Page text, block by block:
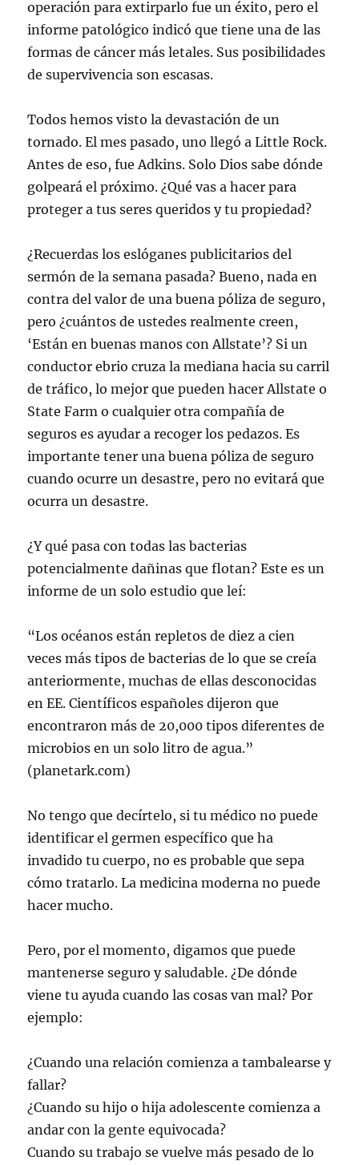
operación para extirparlo fue un éxito, pero el
informe patológico indicó que tiene una de las
formas de cáncer más letales. Sus posibilidades
de supervivencia son escasas.
Todos hemos visto la devastación de un
tornado. El mes pasado, uno llegó a Little Rock.
Antes de eso, fue Adkins. Solo Dios sabe dónde
golpeará el próximo. ¿Qué vas a hacer para
proteger a tus seres queridos y tu propiedad?
¿Recuerdas los eslóganes publicitarios del
sermón de la semana pasada? Bueno, nada en
contra del valor de una buena póliza de seguro,
pero ¿cuántos de ustedes realmente creen,
‘Están en buenas manos con Allstate’? Si un
conductor ebrio cruza la mediana hacia su carril
de tráfico, lo mejor que pueden hacer Allstate o
State Farm o cualquier otra compañía de
seguros es ayudar a recoger los pedazos. Es
importante tener una buena póliza de seguro
cuando ocurre un desastre, pero no evitará que
ocurra un desastre.
¿Y qué pasa con todas las bacterias
potencialmente dañinas que flotan? Este es un
informe de un solo estudio que leí:
“Los océanos están repletos de diez a cien
veces más tipos de bacterias de lo que se creía
anteriormente, muchas de ellas desconocidas
en EE. Científicos españoles dijeron que
encontraron más de 20,000 tipos diferentes de
microbios en un solo litro de agua.”
(planetark.com)
No tengo que decírtelo, si tu médico no puede
identificar el germen específico que ha
invadido tu cuerpo, no es probable que sepa
cómo tratarlo. La medicina moderna no puede
hacer mucho.
Pero, por el momento, digamos que puede
mantenerse seguro y saludable. ¿De dónde
viene tu ayuda cuando las cosas van mal? Por
ejemplo:
¿Cuando una relación comienza a tambalearse y
fallar?
¿Cuando su hijo o hija adolescente comienza a
andar con la gente equivocada?
Cuando su trabajo se vuelve más pesado de lo